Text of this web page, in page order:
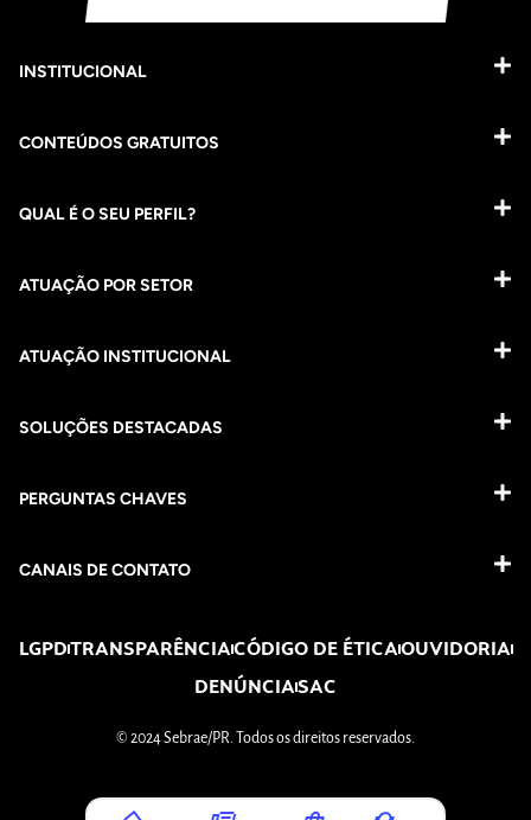
INSTITUCIONAL
CONTEÚDOS GRATUITOS
QUAL É O SEU PERFIL?
ATUAÇÃO POR SETOR
ATUAÇÃO INSTITUCIONAL
SOLUÇÕES DESTACADAS
PERGUNTAS CHAVES​
CANAIS DE CONTATO
LGPDTRANSPARÊNCIACÓDIGO DE ÉTICAOUVIDORIA
DENÚNCIASAC
© 2024 Sebrae/PR. Todos os direitos reservados.